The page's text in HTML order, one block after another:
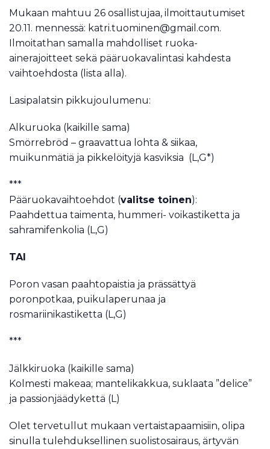
Mukaan mahtuu 26 osallistujaa, ilmoittautumiset
20.11. mennessä: katri.tuominen@gmail.com.
Ilmoitathan samalla mahdolliset ruoka-
ainerajoitteet sekä pääruokavalintasi kahdesta
vaihtoehdosta (lista alla).
Lasipalatsin pikkujoulumenu:
Alkuruoka (kaikille sama)
Smörrebröd – graavattua lohta & siikaa,
muikunmätiä ja pikkelöityjä kasviksia (L,G*)
***
Pääruokavaihtoehdot (valitse toinen):
Paahdettua taimenta, hummeri- voikastiketta ja
sahramifenkolia (L,G)
TAI
Poron vasan paahtopaistia ja prässättyä
poronpotkaa, puikulaperunaa ja
rosmariinikastiketta (L,G)
***
Jälkkiruoka (kaikille sama)
Kolmesti makeaa; mantelikakkua, suklaata ”delice”
ja passionjäädykettä (L)
Olet tervetullut mukaan vertaistapaamisiin, olipa
sinulla tulehduksellinen suolistosairaus, ärtyvän